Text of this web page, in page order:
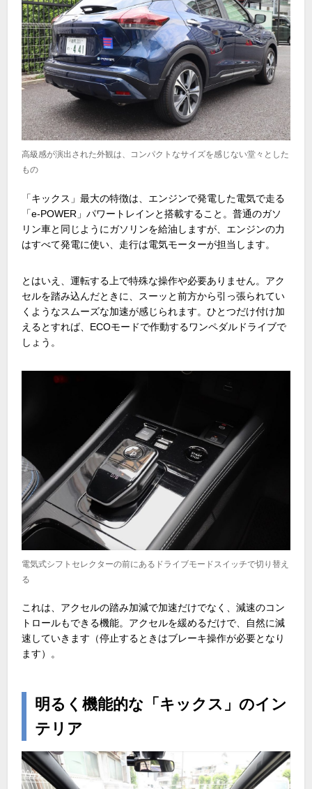
高級感が演出された外観は、コンパクトなサイズを感じない堂々とした
もの
「キックス」最大の特徴は、エンジンで発電した電気で走る
「e-POWER」パワートレインと搭載すること。普通のガソ
リン車と同じようにガソリンを給油しますが、エンジンの力
はすべて発電に使い、走行は電気モーターが担当します。
とはいえ、運転する上で特殊な操作や必要ありません。アク
セルを踏み込んだときに、スーッと前方から引っ張られてい
くようなスムーズな加速が感じられます。ひとつだけ付け加
えるとすれば、ECOモードで作動するワンペダルドライブで
しょう。
電気式シフトセレクターの前にあるドライブモードスイッチで切り替え
る
これは、アクセルの踏み加減で加速だけでなく、減速のコン
トロールもできる機能。アクセルを緩めるだけで、自然に減
速していきます（停止するときはブレーキ操作が必要となり
ます）。
明るく機能的な「キックス」のイン
テリア